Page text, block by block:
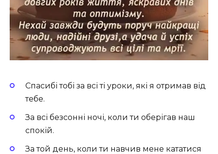
Спасибі тобі за всі ті уроки, які я отримав від
тебе.
За всі безсонні ночі, коли ти оберігав наш
спокій.
За той день, коли ти навчив мене кататися